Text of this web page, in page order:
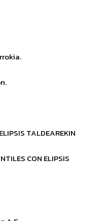
.
TALDEAREKIN
CON ELIPSIS